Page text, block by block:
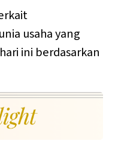
usaha yang
ini berdasarkan